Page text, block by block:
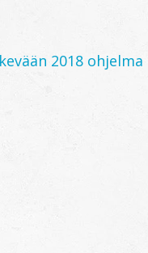
2018 ohjelma